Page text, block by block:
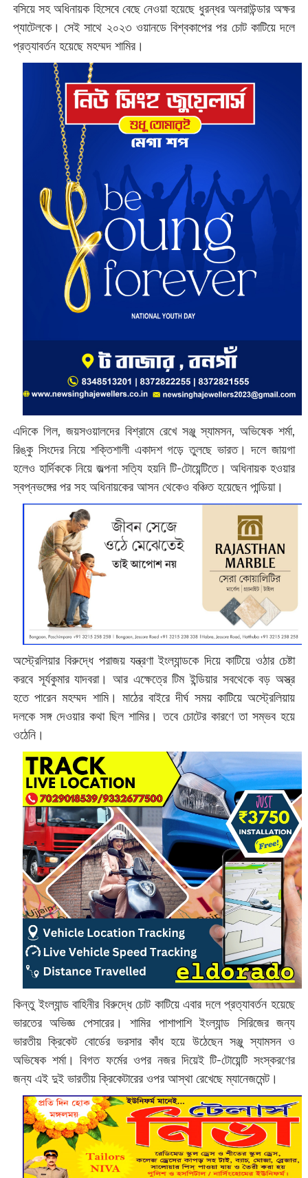
বসিয়ে সহ অধিনায়ক হিসেবে বেছে নেওয়া হয়েছে ধুরন্ধর অলরাউন্ডার অক্ষর
প্যাটেলকে। সেই সাথে ২০২৩ ওয়ানডে বিশ্বকাপের পর চোট কাটিয়ে দলে
প্রত্যাবর্তন হয়েছে মহম্মদ শামির।
এদিকে গিল, জয়সওয়ালদের বিশ্রামে রেখে সঞ্জু স্যামসন, অভিষেক শর্মা,
রিঙ্কু সিংদের নিয়ে শক্তিশালী একাদশ গড়ে তুলছে ভারত। দলে জায়গা
হলেও হার্দিককে নিয়ে জল্পনা সত্যি হয়নি টি-টোয়েন্টিতে। অধিনায়ক হওয়ার
স্বপ্নভঙ্গের পর সহ অধিনায়কের আসন থেকেও বঞ্চিত হয়েছেন পান্ডিয়া।
অস্ট্রেলিয়ার বিরুদ্ধে পরাজয় যন্ত্রণা ইংল্যান্ডকে দিয়ে কাটিয়ে ওঠার চেষ্টা
করবে সূর্যকুমার যাদবরা। আর এক্ষেত্রে টিম ইন্ডিয়ার সবথেকে বড় অস্ত্র
হতে পারেন মহম্মদ শামি। মাঠের বাইরে দীর্ঘ সময় কাটিয়ে অস্ট্রেলিয়ায়
দলকে সঙ্গ দেওয়ার কথা ছিল শামির। তবে চোটের কারণে তা সম্ভব হয়ে
ওঠেনি।
কিন্তু ইংল্যান্ড বাহিনীর বিরুদ্ধে চোট কাটিয়ে এবার দলে প্রত্যাবর্তন হয়েছে
ভারতের অভিজ্ঞ পেসারের। শামির পাশাপাশি ইংল্যান্ড সিরিজের জন্য
ভারতীয় ক্রিকেট বোর্ডের ভরসার কাঁধ হয়ে উঠেছেন সঞ্জু স্যামসন ও
অভিষেক শর্মা। বিগত ফর্মের ওপর নজর দিয়েই টি-টোয়েন্টি সংস্করণের
জন্য এই দুই ভারতীয় ক্রিকেটারের ওপর আস্থা রেখেছে ম্যানেজমেন্ট।